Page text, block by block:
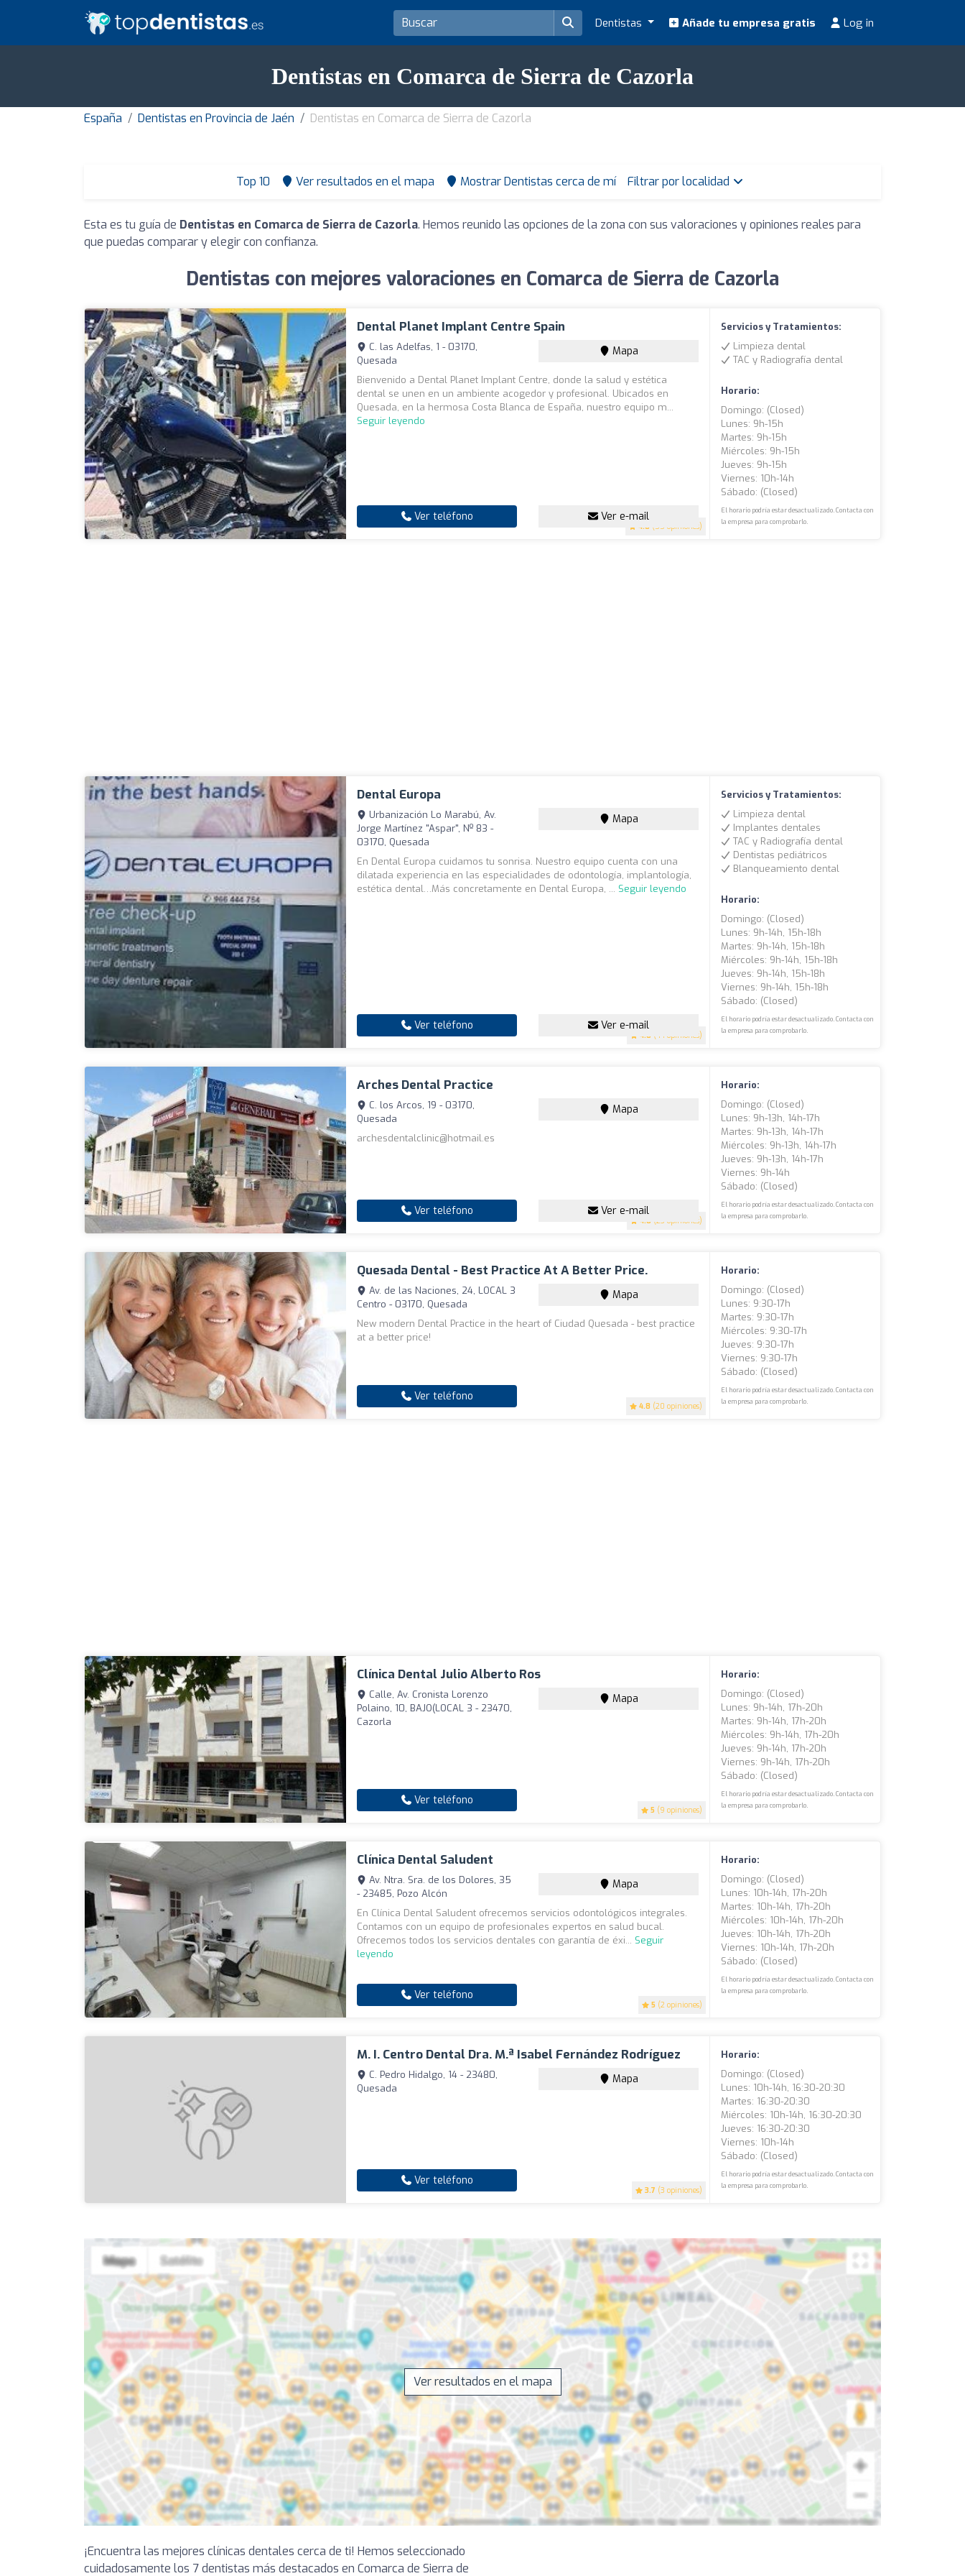
Dentistas Añade tu empresa gratis Log in
Dentistas en Comarca de Sierra de Cazorla
España Dentistas en Provincia de Jaén Dentistas en Comarca de Sierra de Cazorla
Top 10 Ver resultados en el mapa Mostrar Dentistas cerca de mí Filtrar por localidad
Esta es tu guía de Dentistas en Comarca de Sierra de Cazorla. Hemos reunido las opciones de la zona con sus valoraciones y opiniones reales para
que puedas comparar y elegir con confianza.
Dentistas con mejores valoraciones en Comarca de Sierra de Cazorla
Dental Planet Implant Centre Spain
4.8 (55 opiniones)
C. las Adelfas, 1 - 03170,
Quesada
Mapa
Bienvenido a Dental Planet Implant Centre, donde la salud y estética
dental se unen en un ambiente acogedor y profesional. Ubicados en
Quesada, en la hermosa Costa Blanca de España, nuestro equipo m...
Seguir leyendo
Ver teléfono Ver e-mail
Servicios y Tratamientos:
Limpieza dental
TAC y Radiografía dental
Horario:
Domingo: (closed)
Lunes: 9h-15h
Martes: 9h-15h
Miércoles: 9h-15h
Jueves: 9h-15h
Viernes: 10h-14h
Sábado: (closed)
El horario podría estar desactualizado. Contacta con
la empresa para comprobarlo.
Dental Europa
4.8 (44 opiniones)
Urbanización Lo Marabú, Av.
Jorge Martínez "Aspar", Nº 83 -
03170, Quesada
Mapa
En Dental Europa cuidamos tu sonrisa. Nuestro equipo cuenta con una
dilatada experiencia en las especialidades de odontología, implantología,
estética dental…Más concretamente en Dental Europa, ... Seguir leyendo
Ver teléfono Ver e-mail
Servicios y Tratamientos:
Limpieza dental
Implantes dentales
TAC y Radiografía dental
Dentistas pediátricos
Blanqueamiento dental
Horario:
Domingo: (closed)
Lunes: 9h-14h, 15h-18h
Martes: 9h-14h, 15h-18h
Miércoles: 9h-14h, 15h-18h
Jueves: 9h-14h, 15h-18h
Viernes: 9h-14h, 15h-18h
Sábado: (closed)
El horario podría estar desactualizado. Contacta con
la empresa para comprobarlo.
Arches Dental Practice
4.8 (23 opiniones)
C. los Arcos, 19 - 03170,
Quesada
Mapa
archesdentalclinic@hotmail.es
Ver teléfono Ver e-mail
Horario:
Domingo: (closed)
Lunes: 9h-13h, 14h-17h
Martes: 9h-13h, 14h-17h
Miércoles: 9h-13h, 14h-17h
Jueves: 9h-13h, 14h-17h
Viernes: 9h-14h
Sábado: (closed)
El horario podría estar desactualizado. Contacta con
la empresa para comprobarlo.
Quesada Dental - Best Practice At A Better Price.
4.8 (20 opiniones)
Av. de las Naciones, 24, LOCAL 3
Centro - 03170, Quesada
Mapa
New modern Dental Practice in the heart of Ciudad Quesada - best practice
at a better price!
Ver teléfono
Horario:
Domingo: (closed)
Lunes: 9:30-17h
Martes: 9:30-17h
Miércoles: 9:30-17h
Jueves: 9:30-17h
Viernes: 9:30-17h
Sábado: (closed)
El horario podría estar desactualizado. Contacta con
la empresa para comprobarlo.
Clínica Dental Julio Alberto Ros
5 (9 opiniones)
Calle, Av. Cronista Lorenzo
Polaino, 10, BAJO(LOCAL 3 - 23470,
Cazorla
Mapa
Ver teléfono
Horario:
Domingo: (closed)
Lunes: 9h-14h, 17h-20h
Martes: 9h-14h, 17h-20h
Miércoles: 9h-14h, 17h-20h
Jueves: 9h-14h, 17h-20h
Viernes: 9h-14h, 17h-20h
Sábado: (closed)
El horario podría estar desactualizado. Contacta con
la empresa para comprobarlo.
Clínica Dental Saludent
5 (2 opiniones)
Av. Ntra. Sra. de los Dolores, 35
- 23485, Pozo Alcón
Mapa
En Clínica Dental Saludent ofrecemos servicios odontológicos integrales.
Contamos con un equipo de profesionales expertos en salud bucal.
Ofrecemos todos los servicios dentales con garantía de éxi... Seguir
leyendo
Ver teléfono
Horario:
Domingo: (closed)
Lunes: 10h-14h, 17h-20h
Martes: 10h-14h, 17h-20h
Miércoles: 10h-14h, 17h-20h
Jueves: 10h-14h, 17h-20h
Viernes: 10h-14h, 17h-20h
Sábado: (closed)
El horario podría estar desactualizado. Contacta con
la empresa para comprobarlo.
M. I. Centro Dental Dra. M.ª Isabel Fernández Rodríguez
3.7 (3 opiniones)
C. Pedro Hidalgo, 14 - 23480,
Quesada
Mapa
Ver teléfono
Horario:
Domingo: (closed)
Lunes: 10h-14h, 16:30-20:30
Martes: 16:30-20:30
Miércoles: 10h-14h, 16:30-20:30
Jueves: 16:30-20:30
Viernes: 10h-14h
Sábado: (closed)
El horario podría estar desactualizado. Contacta con
la empresa para comprobarlo.
Ver resultados en el mapa
¡Encuentra las mejores clínicas dentales cerca de ti! Hemos seleccionado
cuidadosamente los 7 dentistas más destacados en Comarca de Sierra de